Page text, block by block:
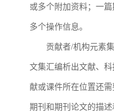
或多个附加资料；一
多个操作信息。
贡献者/机构元素
文集汇编析出文献、
献或课件所在位置还
期刊和期刊论文的描